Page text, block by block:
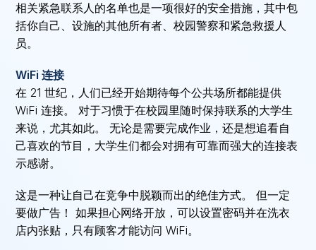
相关紧急联系人的名单也是一项很好的安全措施，其中包
括你自己、设施的其他所有者、校园警察和紧急救援人
员。
WiFi 连接
在 21 世纪，人们已经开始期待每个公共场所都能提供
WiFi 连接。 对于习惯于在校园里随时保持联系的大学生
来说，尤其如此。 无论是需要完成作业，还是想追看自
己喜欢的节目，大学生们都会对拥有可靠而强大的连接表
示感谢。
这是一种让自己在竞争中脱颖而出的绝佳方式。 但一定
要做广告！ 如果担心网络开放，可以设置密码并在洗衣
店内张贴，只有顾客才能访问 WiFi。